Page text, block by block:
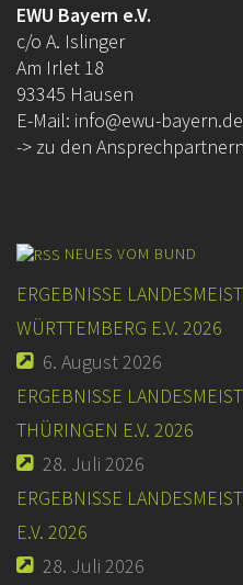
EWU Bayern e.V.
c/o A. Islinger
Am Irlet 18
93345 Hausen
E-Mail: info@ewu-bayern.de
-> zu den Ansprechpartnern
NEUES VOM BUND
ERGEBNISSE
WÜRTTEMBERG E.V. 2026
6. August 2026
ERGEBNISSE
THÜRINGEN E.V. 2026
28. Juli 2026
ERGEBNISSE
E.V. 2026
28. Juli 2026